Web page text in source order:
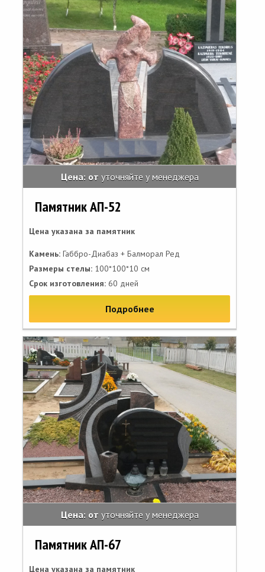
Цена: от уточняйте у менеджера
Памятник АП-52
Цена указана за памятник
Камень: Габбро-Диабаз + Балморал Ред
Размеры стелы: 100*100*10 см
Срок изготовления: 60 дней
Подробнее
Цена: от уточняйте у менеджера
Памятник АП-67
Цена указана за памятник